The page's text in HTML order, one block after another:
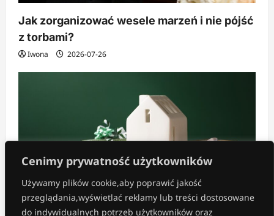
Cenimy prywatność użytkowników
Używamy plików cookie,aby poprawić jakość
przeglądania,wyświetlać reklamy lub treści dostosowane
do indywidualnych potrzeb użytkowników oraz
Jak zorganizować wesele marzeń i nie pójść
z torbami?
Iwona 2026-07-26
Inne